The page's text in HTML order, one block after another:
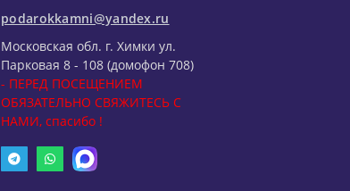
podarokkamni@yandex.ru
Московская обл. г. Химки ул.
Парковая 8 - 108 (домофон 708)
- ПЕРЕД ПОСЕЩЕНИЕМ
ОБЯЗАТЕЛЬНО СВЯЖИТЕСЬ С
НАМИ, спасибо !